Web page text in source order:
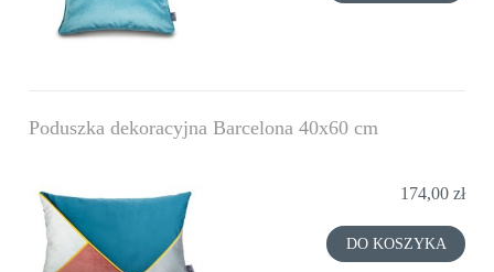
Poduszka dekoracyjna Barcelona 40x60 cm
174,00 zł
DO KOSZYKA